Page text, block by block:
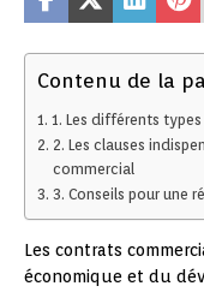
Contenu de la
1. Les différents
2. Les clauses
commercial
3. Conseils pour une
Les contrats
économique et du